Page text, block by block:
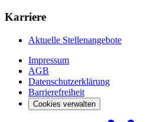
Karriere
Aktuelle Stellenangebote
Impressum
AGB
Datenschutzerklärung
Barrierefreiheit
Cookies verwalten